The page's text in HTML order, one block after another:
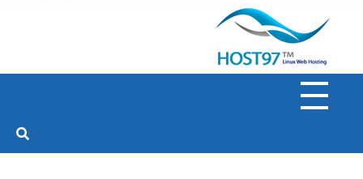
هاست ۹۷ارائه سرویس هاست لینوکس و ثبت دامنه